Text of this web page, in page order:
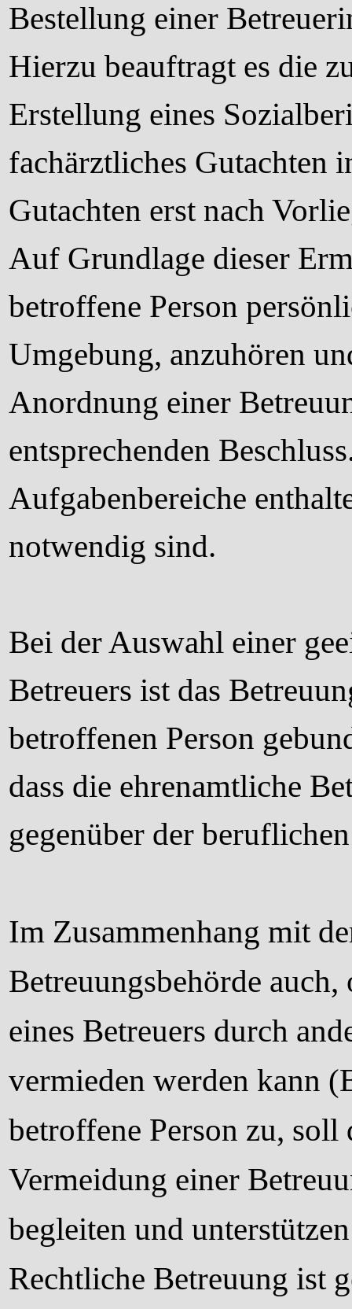
Bestellung einer
Hierzu beauftragt es die
Erstellung eines
fachärztliches Gutachten
Gutachten erst nach
Auf Grundlage dieser
betroffene Person
Umgebung, anzuhören
Anordnung einer
entsprechenden
Aufgabenbereiche
notwendig sind.
Bei der Auswahl einer
Betreuers ist das
betroffenen Person
dass die ehrenamtliche
gegenüber der
Im Zusammenhang mit
Betreuungsbehörde
eines Betreuers durch
vermieden werden kann
betroffene Person zu,
Vermeidung einer
begleiten und
Rechtliche Betreuung ist